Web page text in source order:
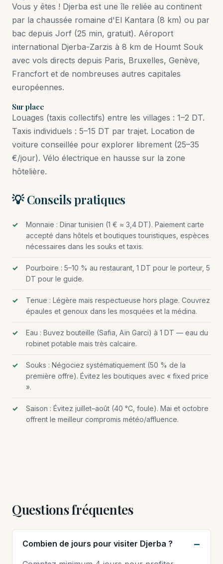
Vous y êtes ! Djerba est une île reliée au continent
par la chaussée romaine d'El Kantara (8 km) ou par
bac depuis Jorf (25 min, gratuit). Aéroport
international Djerba-Zarzis à 8 km de Houmt Souk
avec vols directs depuis Paris, Bruxelles, Genève,
Francfort et de nombreuses autres capitales
européennes.
Sur place
Louages (taxis collectifs) entre les villages : 1–2 DT.
Taxis individuels : 5–15 DT par trajet. Location de
voiture conseillée pour explorer librement (25–35
€/jour). Vélo électrique en hausse sur la zone
hôtelière.
💡 Conseils pratiques
Monnaie : Dinar tunisien (1 € ≈ 3,4 DT). Paiement carte
accepté dans hôtels et boutiques touristiques, espèces
nécessaires dans les souks et taxis.
Pourboire : 5–10 % au restaurant, 1 DT pour le porteur, 5
DT pour le guide.
Tenue : Légère mais respectueuse hors plage. Couvrez
épaules et genoux dans les mosquées et la médina.
Eau : Buvez bouteille (Safia, Aïn Garci) à 1 DT — eau du
robinet potable mais très calcaire.
Souks : Négociez systématiquement (50 % de la
première offre). Évitez les boutiques avec « fixed price
».
Saison : Évitez juillet–août (40 °C, foule). Mai et octobre
offrent le meilleur compromis météo/affluence.
Questions fréquentes
Combien de jours pour visiter Djerba ?